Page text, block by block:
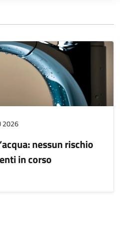
2026
nessun rischio
in corso